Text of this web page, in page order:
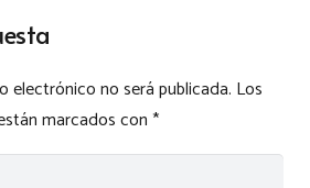
electrónico no será publicada. Los
marcados con*